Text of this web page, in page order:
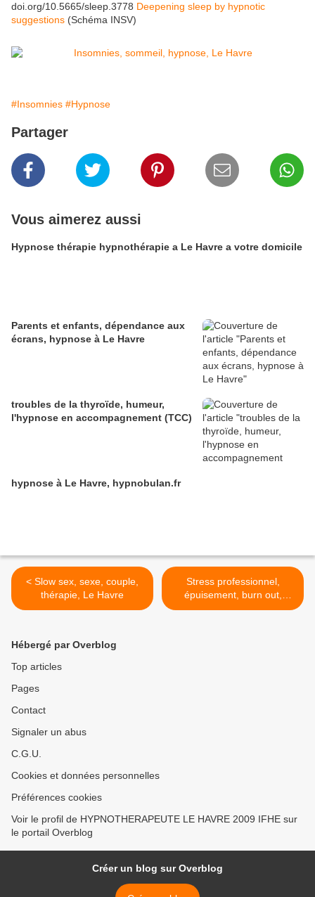
doi.org/10.5665/sleep.3778 Deepening sleep by hypnotic
suggestions (Schéma INSV)
#Insomnies #Hypnose
Partager
Vous aimerez aussi
Hypnose thérapie hypnothérapie a Le Havre a votre domicile
Parents et enfants, dépendance aux
écrans, hypnose à Le Havre
troubles de la thyroïde, humeur,
l'hypnose en accompagnement (TCC)
hypnose à Le Havre, hypnobulan.fr
< Slow sex, sexe, couple,
thérapie, Le Havre
Stress professionnel,
épuisement, burn out,
hypnose >
Hébergé par Overblog
Top articles
Pages
Contact
Signaler un abus
C.G.U.
Cookies et données personnelles
Préférences cookies
Voir le profil de HYPNOTHERAPEUTE LE HAVRE 2009 IFHE sur
le portail Overblog
Créer un blog sur Overblog